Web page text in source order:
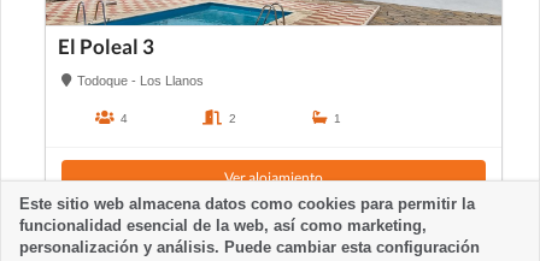
El Poleal 3
Todoque - Los Llanos
4 2 1
Ver alojamiento
Este sitio web almacena datos como cookies para permitir la
funcionalidad esencial de la web, así como marketing,
personalización y análisis. Puede cambiar esta configuración